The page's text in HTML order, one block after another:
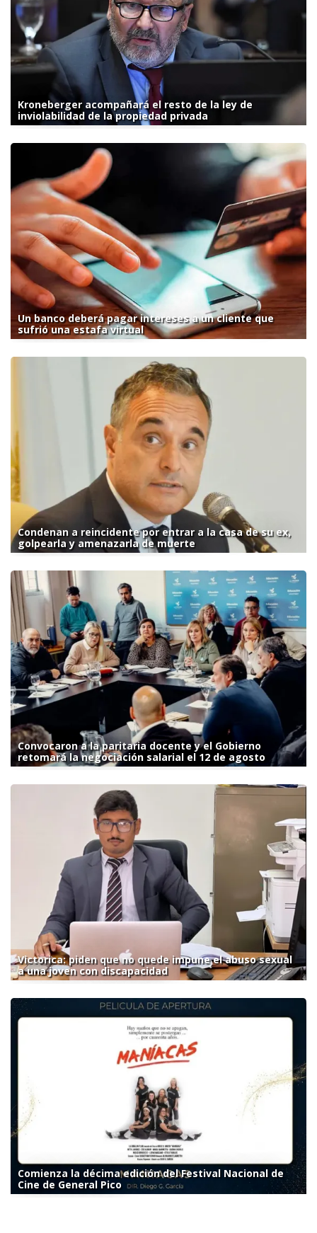
Kroneberger acompañará el resto de la ley de
inviolabilidad de la propiedad privada
Un banco deberá pagar intereses a un cliente que
sufrió una estafa virtual
Condenan a reincidente por entrar a la casa de su ex,
golpearla y amenazarla de muerte
Convocaron a la paritaria docente y el Gobierno
retomará la negociación salarial el 12 de agosto
Victorica: piden que no quede impune el abuso sexual
a una joven con discapacidad
Comienza la décima edición del Festival Nacional de
Cine de General Pico